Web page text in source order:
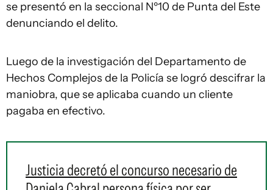
se presentó en la seccional Nº10 de Punta del Este
denunciando el delito.
Luego de la investigación del Departamento de
Hechos Complejos de la Policía se logró descifrar la
maniobra, que se aplicaba cuando un cliente
pagaba en efectivo.
Justicia decretó el concurso necesario de